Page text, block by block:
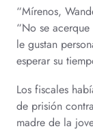
“Mírenos,
“No se
le gustan
esperar su
Los fiscales
de prisión
madre de la